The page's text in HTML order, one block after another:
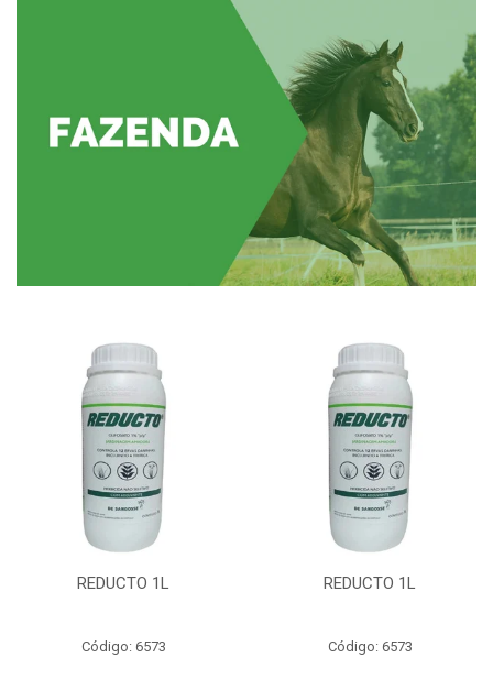
REDUCTO 1L
Código: 6573
REDUCTO 1L
Código: 6573